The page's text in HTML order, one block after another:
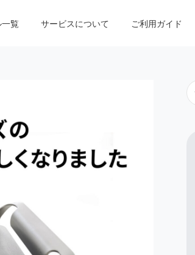
覧 サービスについて ご利用ガイド